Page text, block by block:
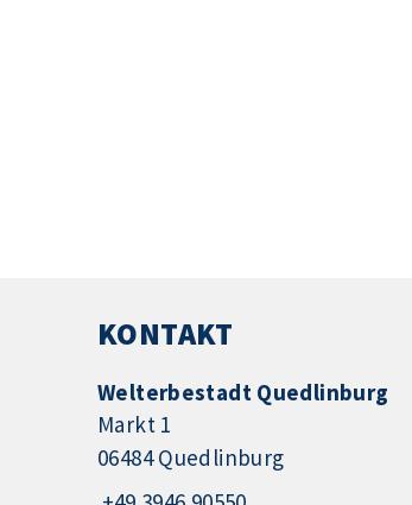
KONTAKT
Welterbestadt Quedlinburg
Markt 1
06484 Quedlinburg